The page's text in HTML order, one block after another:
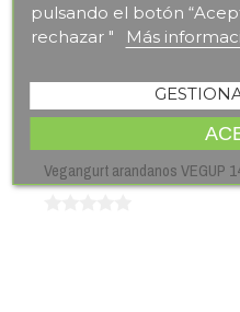
pulsando el botón
rechazar "
Más
Vegangurt arandanos VEGUP